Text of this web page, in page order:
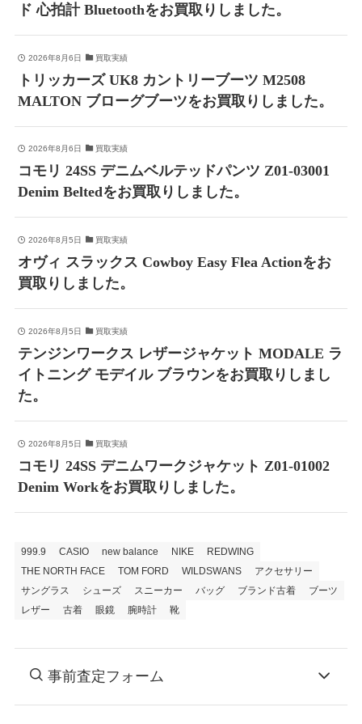
ド 心拍計 Bluetoothをお買取りしました。
2026年8月6日 買取実績
トリッカーズ UK8 カントリーブーツ M2508
MALTON ブローグブーツをお買取りしました。
2026年8月6日 買取実績
コモリ 24SS デニムベルテッドパンツ Z01-03001
Denim Beltedをお買取りしました。
2026年8月5日 買取実績
オヴィ スラックス Cowboy Easy Flea Actionをお
買取りしました。
2026年8月5日 買取実績
テンジンワークス レザージャケット MODALE ラ
イトニング モデイル ブラウンをお買取りしまし
た。
2026年8月5日 買取実績
コモリ 24SS デニムワークジャケット Z01-01002
Denim Workをお買取りしました。
999.9 CASIO new balance NIKE
REDWING
THE NORTH FACE
TOM FORD WILDSWANS
アクセサリー
サングラス
シューズ スニーカー バッグ ブランド古着
ブーツ
レザー
古着 眼鏡 腕時計 靴
事前査定フォーム